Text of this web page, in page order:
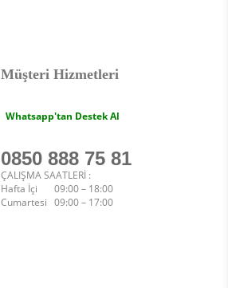
Müşteri Hizmetleri
Whatsapp'tan Destek Al
0850 888 75 81
ÇALIŞMA SAATLERİ :
Hafta İçi 09:00 – 18:00
Cumartesi 09:00 – 17:00